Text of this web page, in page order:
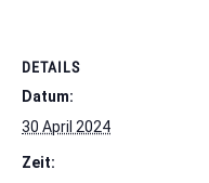
DETAILS
Datum:
30 April 2024
Zeit: